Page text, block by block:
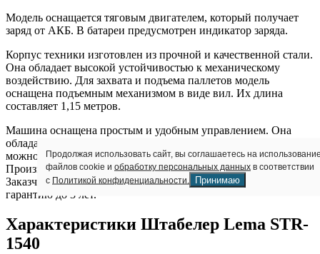
Модель оснащается тяговым двигателем, который получает
заряд от АКБ. В батареи предусмотрен индикатор заряда.
Корпус техники изготовлен из прочной и качественной стали.
Она обладает высокой устойчивостью к механическому
воздействию. Для захвата и подъема паллетов модель
оснащена подъемным механизмом в виде вил. Их длина
составляет 1,15 метров.
Машина оснащена простым и удобным управлением. Она
обладает высокой маневренностью. С ее помощью грузы
можно безопасно и компактно складировать на стеллажи.
Производитель дает гарантию на оборудование – 12 месяцев.
Заказчик может получить специальную расширенную
гарантию до 3 лет.
Характеристики Штабелер Lema STR-
1540
Продолжая использовать сайт, вы соглашаетесь на
файлов cookie и обработку персональных данных в соответствии
с Политикой конфиденциальности. Принимаю